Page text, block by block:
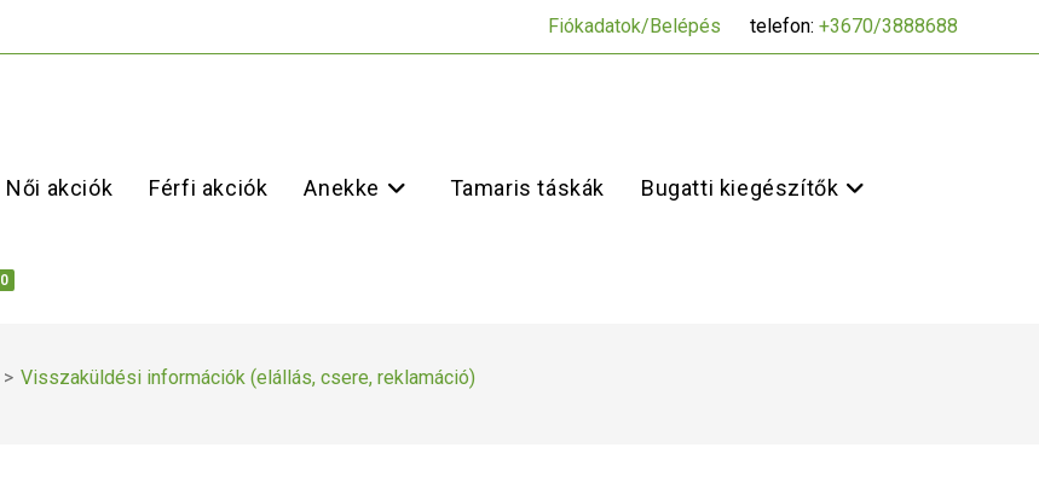
Fiókadatok/Belépés telefon: +3670/3888688
Női akciók Férfi akciók Anekke Tamaris táskák Bugatti kiegészítők
0
> Visszaküldési információk (elállás, csere, reklamáció)